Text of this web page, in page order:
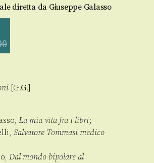
diretta da Giuseppe Galasso
[G.G.]
La mia vita fra i libri;
Salvatore Tommasi medico
Dal mondo bipolare al